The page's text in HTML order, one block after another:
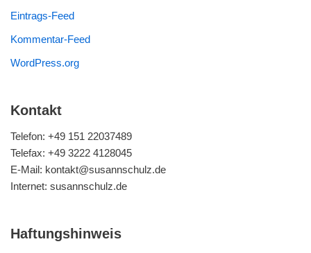
Eintrags-Feed
Kommentar-Feed
WordPress.org
Kontakt
Telefon: +49 151 22037489
Telefax: +49 3222 4128045
E-Mail: kontakt@susannschulz.de
Internet: susannschulz.de
Haftungshinweis